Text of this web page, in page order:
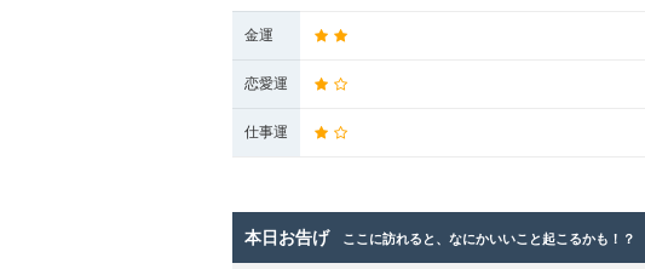
金運
恋愛運
仕事運
本日お告げ ここに訪れると、なにかいいこと起こるかも！？